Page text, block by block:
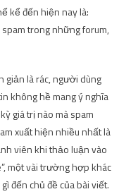
kể đến hiện nay là:
trong những forum,
giản là rác, người dùng
không hề mang ý nghĩa
giá trị nào mà spam
xuất hiện nhiều nhất là
viên khi thảo luận vào
một vài trường hợp khác
đến chủ đề của bài viết.